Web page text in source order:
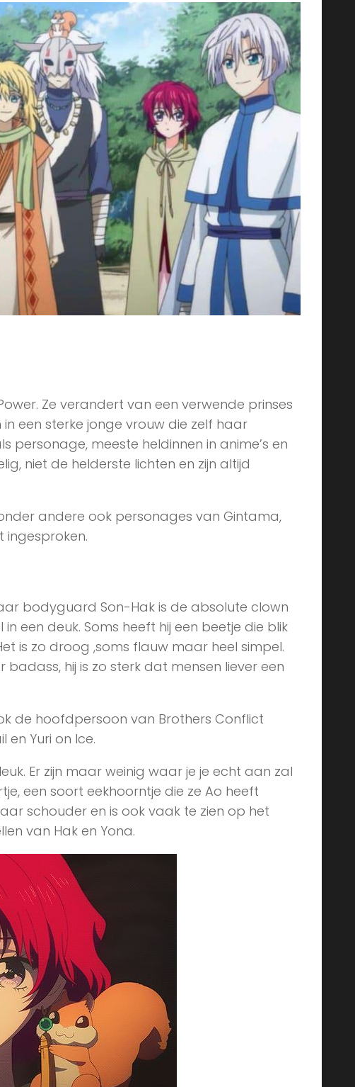
Ze verandert van een verwende prinses
een sterke jonge vrouw die zelf haar
personage, meeste heldinnen in anime’s en
niet de helderste lichten en zijn altijd
andere ook personages van Gintama,
ingesproken.
bodyguard Son-Hak is de absolute clown
een deuk. Soms heeft hij een beetje die blik
is zo droog ,soms flauw maar heel simpel.
hij is zo sterk dat mensen liever een
de hoofdpersoon van Brothers Conflict
en Yuri on Ice.
Er zijn maar weinig waar je je echt aan zal
een soort eekhoorntje die ze Ao heeft
schouder en is ook vaak te zien op het
van Hak en Yona.